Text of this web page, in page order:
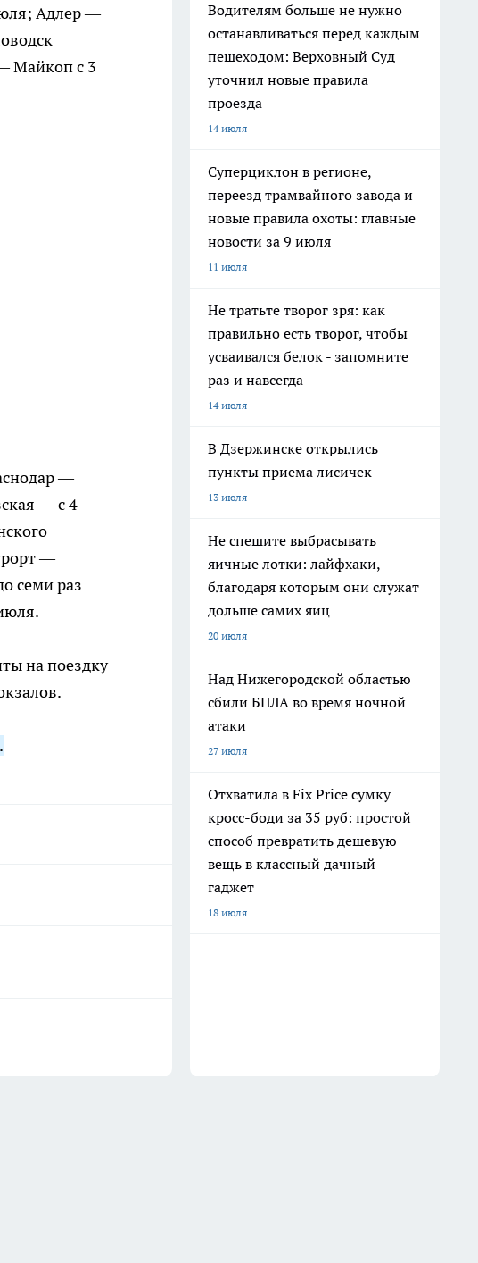
Адлер —
Майкоп с 3
—
— с 4
—
семи раз
на поездку
.
Водителям больше не нужно
останавливаться перед каждым
пешеходом: Верховный Суд
уточнил новые правила
проезда
14 июля
Суперциклон в регионе,
переезд трамвайного завода и
новые правила охоты: главные
новости за 9 июля
11 июля
Не тратьте творог зря: как
правильно есть творог, чтобы
усваивался белок - запомните
раз и навсегда
14 июля
В Дзержинске открылись
пункты приема лисичек
13 июля
Не спешите выбрасывать
яичные лотки: лайфхаки,
благодаря которым они служат
дольше самих яиц
20 июля
Над Нижегородской областью
сбили БПЛА во время ночной
атаки
27 июля
Отхватила в Fix Price сумку
кросс-боди за 35 руб: простой
способ превратить дешевую
вещь в классный дачный
гаджет
18 июля